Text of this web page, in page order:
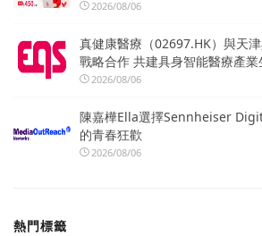
2026/08/06
真健康醫療（02697.HK）與天
戰略合作 共建具身智能醫療產業
2026/08/06
陳嘉樺Ella選擇Sennheiser
的青春狂歡
2026/08/06
熱門標籤